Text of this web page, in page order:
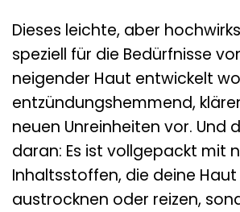
Dieses leichte, aber
speziell für die Bedürfnisse
neigender Haut entwickelt
entzündungshemmend,
neuen Unreinheiten vor. Und
daran: Es ist vollgepackt mit
Inhaltsstoffen, die deine
austrocknen oder reizen,